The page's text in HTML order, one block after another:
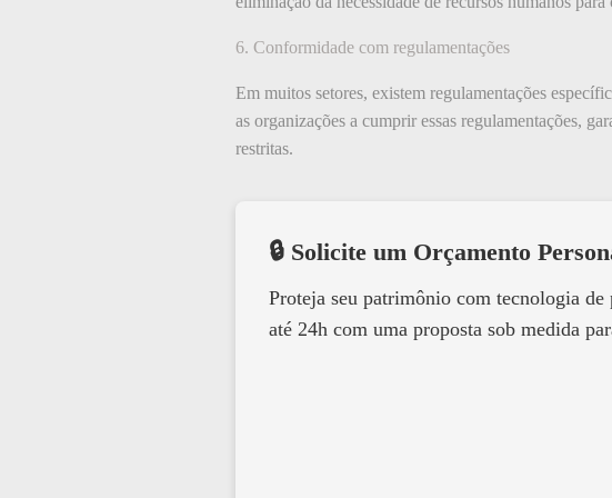
6. Conformidade com regulamentações
Em muitos setores, existem regulamentações
as organizações a cumprir essas regulamentações,
restritas.
🔒 Solicite um Orçamento
Proteja seu patrimônio com tecnologia de
até 24h com uma proposta sob medida